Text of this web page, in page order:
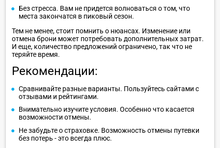
Без стресса. Вам не придется волноваться о том, что
места закончатся в пиковый сезон.
Тем не менее, стоит помнить о нюансах. Изменение или
отмена брони может потребовать дополнительных затрат.
И еще, количество предложений ограничено, так что не
теряйте время.
Рекомендации:
Сравнивайте разные варианты. Пользуйтесь сайтами с
отзывами и рейтингами.
Внимательно изучите условия. Особенно что касается
возможности отмены.
Не забудьте о страховке. Возможность отмены путевки
без потерь - это всегда плюс.